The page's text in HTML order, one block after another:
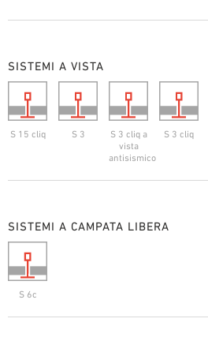
SISTEMI A VISTA
S 15 cliq S 3
S 3 cliq a
vista
antisismico
S 3 cliq
SISTEMI A CAMPATA LIBERA
S 6c